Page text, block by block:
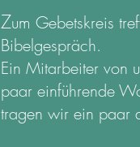
Zum Gebetskreis
Bibelgespräch.
Ein Mitarbeiter von
paar einführende
tragen wir ein paar